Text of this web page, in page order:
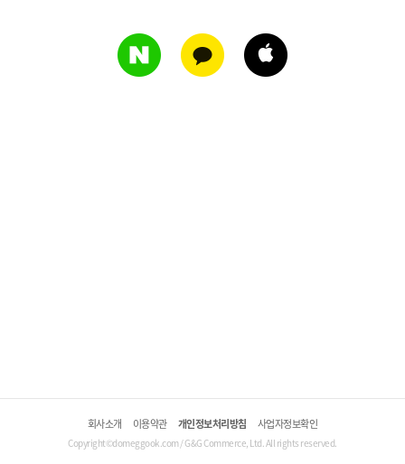
회사소개 이용약관 개인정보처리방침 사업자정보확인
Copyright©domeggook.com / G&G Commerce, Ltd. All rights reserved.